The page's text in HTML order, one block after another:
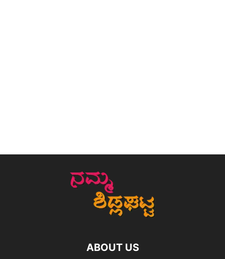
ABOUT US